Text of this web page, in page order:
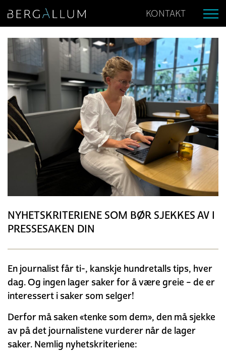
KONTAKT
NYHETSKRITERIENE SOM BØR SJEKKES AV I
PRESSESAKEN DIN
En journalist får ti-, kanskje hundretalls tips, hver
dag. Og ingen lager saker for å være greie – de er
interessert i saker som selger!
Derfor må saken «tenke som dem», den må sjekke
av på det journalistene vurderer når de lager
saker. Nemlig nyhetskriteriene: